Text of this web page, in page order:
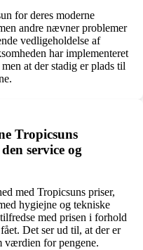
for deres moderne
andre nævner problemer
vedligeholdelse af
har implementeret
at der stadig er plads til
Tropicsuns
service og
med Tropicsuns priser,
hygiejne og tekniske
med prisen i forhold
Det ser ud til, at der er
værdien for pengene.